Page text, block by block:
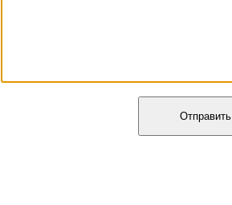
Отправить